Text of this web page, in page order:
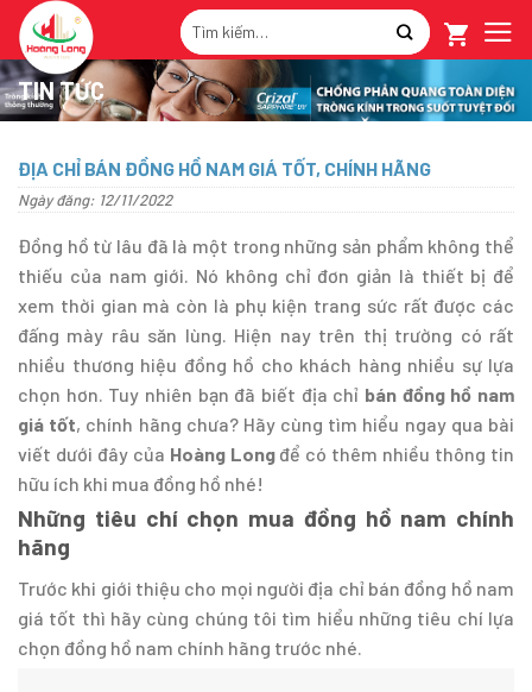
Skip
content
Tìm
kiếm:
TIN TỨC
ĐỊA CHỈ BÁN ĐỒNG HỒ NAM GIÁ TỐT, CHÍNH HÃNG
Ngày đăng: 12/11/2022
Đồng hồ từ lâu đã là một trong những sản phẩm không thể
thiếu của nam giới. Nó không chỉ đơn giản là thiết bị để
xem thời gian mà còn là phụ kiện trang sức rất được các
đấng mày râu săn lùng. Hiện nay trên thị trường có rất
nhiều thương hiệu đồng hồ cho khách hàng nhiều sự lựa
chọn hơn. Tuy nhiên bạn đã biết địa chỉ bán đồng hồ nam
giá tốt, chính hãng chưa? Hãy cùng tìm hiểu ngay qua bài
viết dưới đây của Hoàng Longđể có thêm nhiều thông tin
hữu ích khi mua đồng hồ nhé!
Những tiêu chí chọn mua đồng hồ nam chính
hãng
Trước khi giới thiệu cho mọi người địa chỉ bán đồng hồ nam
giá tốt thì hãy cùng chúng tôi tìm hiểu những tiêu chí lựa
chọn đồng hồ nam chính hãng trước nhé.